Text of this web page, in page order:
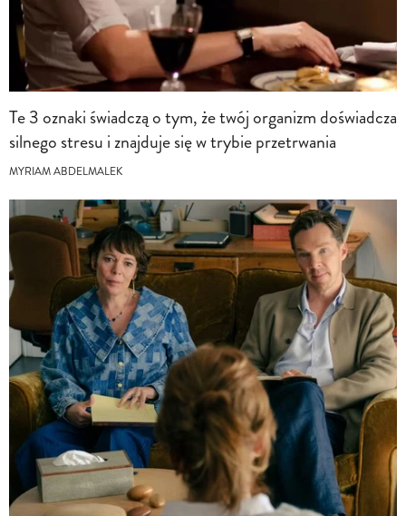
Te 3 oznaki świadczą o tym, że twój organizm doświadcza
silnego stresu i znajduje się w trybie przetrwania
MYRIAM ABDELMALEK